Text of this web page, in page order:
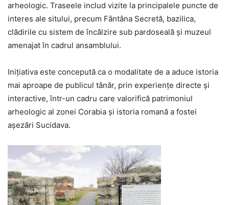
arheologic. Traseele includ vizite la principalele puncte de
interes ale sitului, precum Fântâna Secretă, bazilica,
clădirile cu sistem de încălzire sub pardoseală și muzeul
amenajat în cadrul ansamblului.
Inițiativa este concepută ca o modalitate de a aduce istoria
mai aproape de publicul tânăr, prin experiențe directe și
interactive, într-un cadru care valorifică patrimoniul
arheologic al zonei Corabia și istoria romană a fostei
așezări Sucidava.